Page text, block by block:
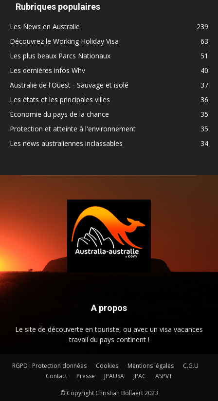
Rubriques populaires
Les News en Australie
239
Découvrez le Working Holiday Visa
63
Les plus beaux Parcs Nationaux
51
Les dernières infos Whv
40
Australie de l'Ouest - Sauvage et isolé
37
Les états et les principales villes
36
Economie du pays de la chance
35
Protection et atteinte à l'environnement
35
Les news australiennes inclassables
34
A propos
Le site de découverte en touriste, ou avec un visa vacances
travail du pays continent !
RGPD : Protection données Cookies Mentions légales
C.G.U
Contact
Presse JPAUSA JPAC ASPVT
© Copyright Christian Bollaert 2023